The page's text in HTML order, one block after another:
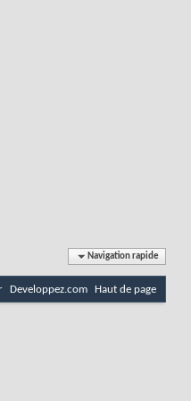
Navigation rapide
Developpez.com Haut de page